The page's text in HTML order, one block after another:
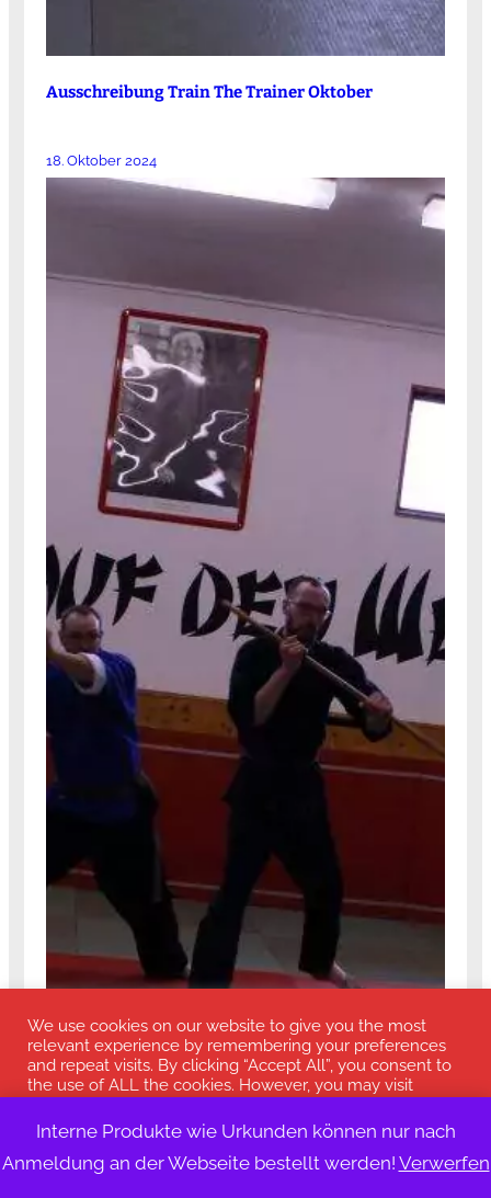
Interne Produkte wie Urkunden können nur nach
Anmeldung an der Webseite bestellt werden! Verwerfen
Ausschreibung Train The Trainer Oktober
18. Oktober 2024
We use cookies on our website to give you the most
relevant experience by remembering your preferences
and repeat visits. By clicking “Accept All”, you consent to
the use of ALL the cookies. However, you may visit